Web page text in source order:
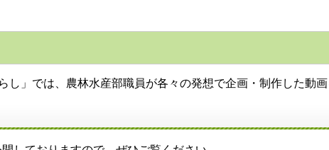
」では、農林水産部職員が各々の発想で企画・制作した動